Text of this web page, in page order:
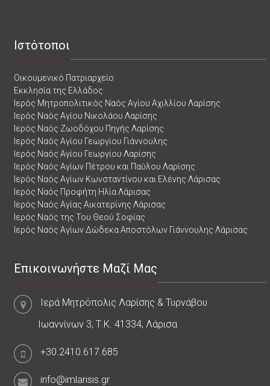
Ιστότοποι
Οικουμενικό Πατριαρχείο
Εκκλησία της Ελλάδος
Ιερός Μητροπολιτικός Ναός Αγίου Αχιλλίου Λαρίσης
Ιερός Ναός Αγίου Νικολάου Λαρίσης
Ιερός Ναός Ζωοδόχου Πηγής Λαρίσης
Ιερός Ναός Αγίου Γεωργίου Γιάννουλης
Ιερός Ναός Αγίου Γεωργίου Λαρίσης
Ιερός Ναός Αγίων Πέτρου και Παύλου Λαρίσης
Ιερός Ναός Αγίων Κωνσταντίνου και Ελένης Λάρισας
Ιερός Ναός Προφήτη Ηλία Λάρισας
Ιερός Ναός Αγίας Αικατερίνης Λάρισας
Ιερός Ναός της Του Θεού Σοφίας
Ιερός Ναός Αγίων Δώδεκα Αποστόλων Γιάννουλης Λάρισας
Επικοινωνήστε Μαζί Μας
Ιερά Μητρόπολις Λαρίσης & Τυρνάβου
Ιωαννίνων 3, Τ.Κ. 41334, Λάρισα
+30.2410.617.685
info@imlarisis.gr